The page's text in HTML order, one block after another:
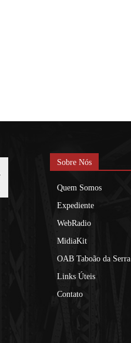
Sobre Nós
Quem Somos
Expediente
WebRadio
MidiaKit
OAB Taboão da Serra
Links Úteis
Contato